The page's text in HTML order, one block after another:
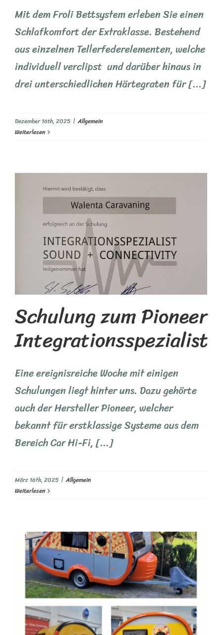
Mit dem Froli Bettsystem erleben Sie einen
Schlafkomfort der Extraklasse. Bestehend
aus einzelnen Tellerfederelementen, welche
individuell verclipst und darüber hinaus in
drei unterschiedlichen Härtegraten für [...]
Dezember 16th, 2025 | Allgemein
Weiterlesen
Schulung zum Pioneer
Integrationsspezialist
Eine ereignisreiche Woche mit einigen
Schulungen liegt hinter uns. Dazu gehörte
auch der Hersteller Pioneer, welcher
bekannt für erstklassige Systeme aus dem
Bereich Car Hi-Fi, [...]
März 16th, 2025 | Allgemein
Weiterlesen